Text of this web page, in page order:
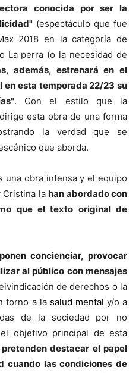
conocida por ser la
(espectáculo que fue
2018 en la categoría de
La perra (o la necesidad de
además, estrenará en el
en esta temporada 22/23 su
. Con el estilo que la
esta obra de una forma
la verdad que se
que aborda.
una obra intensa y el equipo
Cristina lahan abordado con
que el texto original de
concienciar, provocar
al público con mensajes
de derechos o la
torno a la salud mental y/o a
de la sociedad por no
objetivo principal de esta
destacar el papel
cuando las condiciones de